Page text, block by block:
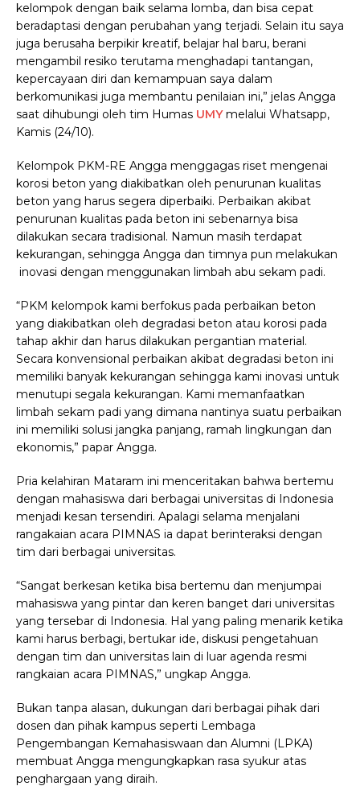
kelompok dengan baik selama lomba, dan bisa cepat
beradaptasi dengan perubahan yang terjadi. Selain itu saya
juga berusaha berpikir kreatif, belajar hal baru, berani
mengambil resiko terutama menghadapi tantangan,
kepercayaan diri dan kemampuan saya dalam
berkomunikasi juga membantu penilaian ini,” jelas Angga
saat dihubungi oleh tim Humas UMYmelalui Whatsapp,
Kamis (24/10).
Kelompok PKM-RE Angga menggagas riset mengenai
korosi beton yang diakibatkan oleh penurunan kualitas
beton yang harus segera diperbaiki. Perbaikan akibat
penurunan kualitas pada beton ini sebenarnya bisa
dilakukan secara tradisional. Namun masih terdapat
kekurangan, sehingga Angga dan timnya pun melakukan
inovasi dengan menggunakan limbah abu sekam padi.
“PKM kelompok kami berfokus pada perbaikan beton
yang diakibatkan oleh degradasi beton atau korosi pada
tahap akhir dan harus dilakukan pergantian material.
Secara konvensional perbaikan akibat degradasi beton ini
memiliki banyak kekurangan sehingga kami inovasi untuk
menutupi segala kekurangan. Kami memanfaatkan
limbah sekam padi yang dimana nantinya suatu perbaikan
ini memiliki solusi jangka panjang, ramah lingkungan dan
ekonomis,” papar Angga.
Pria kelahiran Mataram ini menceritakan bahwa bertemu
dengan mahasiswa dari berbagai universitas di Indonesia
menjadi kesan tersendiri. Apalagi selama menjalani
rangakaian acara PIMNAS ia dapat berinteraksi dengan
tim dari berbagai universitas.
“Sangat berkesan ketika bisa bertemu dan menjumpai
mahasiswa yang pintar dan keren banget dari universitas
yang tersebar di Indonesia. Hal yang paling menarik ketika
kami harus berbagi, bertukar ide, diskusi pengetahuan
dengan tim dan universitas lain di luar agenda resmi
rangkaian acara PIMNAS,” ungkap Angga.
Bukan tanpa alasan, dukungan dari berbagai pihak dari
dosen dan pihak kampus seperti Lembaga
Pengembangan Kemahasiswaan dan Alumni (LPKA)
membuat Angga mengungkapkan rasa syukur atas
penghargaan yang diraih.